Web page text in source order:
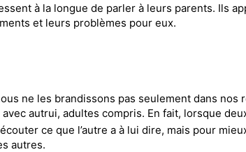
à la longue de parler à leurs parents. Ils
et leurs problèmes pour eux.
ne les brandissons pas seule­ment dans nos
autrui, adultes compris. En fait, lorsque
ce que l’autre a à lui dire, mais pour
autres.